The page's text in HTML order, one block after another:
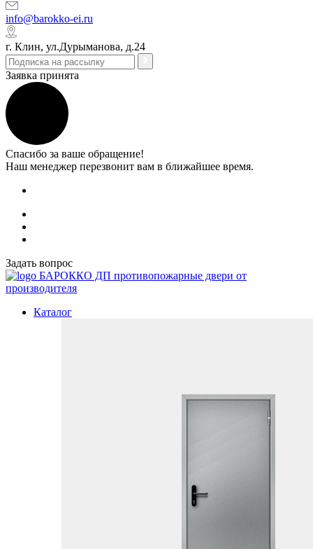
info@barokko-ei.ru
г. Клин, ул.Дурыманова, д.24
Заявка принята
Спасибо за ваше обращение!
Наш менеджер перезвонит вам в ближайшее время.
Задать вопрос
БАРОККО ДП противопожарные двери от
производителя
Каталог